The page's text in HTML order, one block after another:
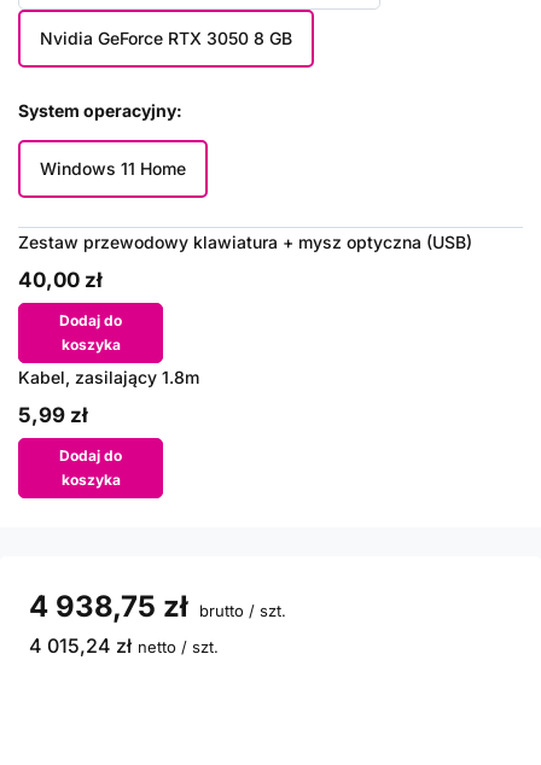
Nvidia GeForce RTX 3050 8 GB
System operacyjny
Windows 11 Home
Zestaw przewodowy klawiatura + mysz optyczna (USB)
40,00 zł
Dodaj do
koszyka
Kabel, zasilający 1.8m
5,99 zł
Dodaj do
koszyka
4 938,75 zł brutto / szt.
4 015,24 zł netto / szt.